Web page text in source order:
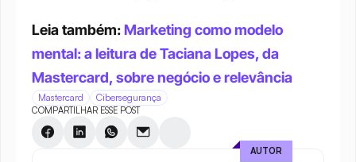
Leia também: Marketing como modelo
mental: a leitura de Taciana Lopes, da
Mastercard, sobre negócio e relevância
Mastercard Cibersegurança
COMPARTILHAR ESSE POST
AUTOR